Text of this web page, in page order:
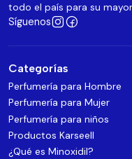
todo el país para su
Síguenos
Categorías
Perfumería para Hombre
Perfumería para Mujer
Perfumería para niños
Productos Karseell
¿Qué es Minoxidil?